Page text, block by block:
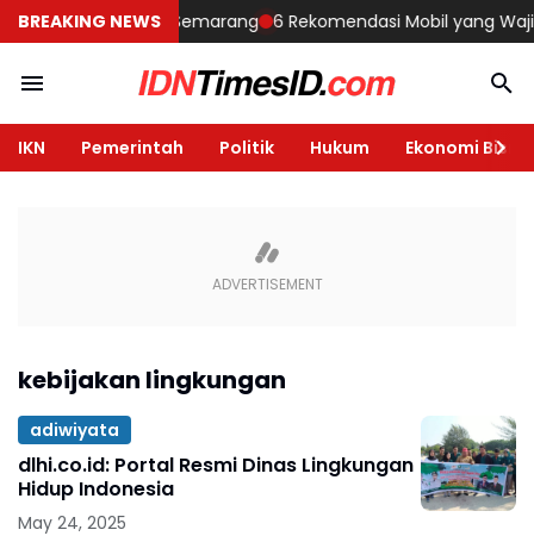
BREAKING NEWS
Rumah di Semarang 6 Rekomendasi Mobil yang Wajib
IKN Pemerintah Politik Hukum Ekonomi Bisnis
kebijakan lingkungan
adiwiyata
dlhi.co.id: Portal Resmi Dinas Lingkungan
Hidup Indonesia
May 24, 2025